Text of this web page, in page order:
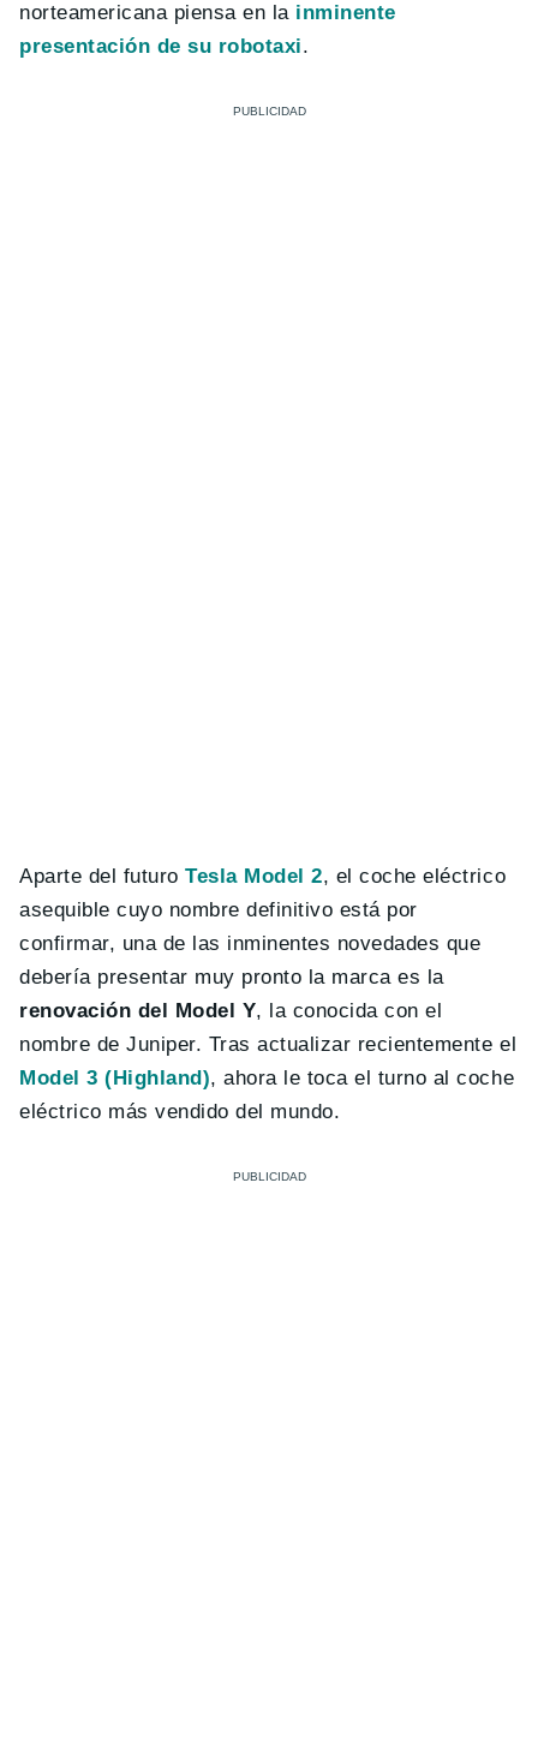
norteamericana piensa en la inminente
presentación de su robotaxi.
Aparte del futuroTesla Model 2, el coche eléctrico
asequible cuyo nombre definitivo está por
confirmar, una de las inminentes novedades que
debería presentar muy pronto la marca es la
renovación del Model Y, la conocida con el
nombre de Juniper. Tras actualizar recientemente el
Model 3 (Highland), ahora le toca el turno al coche
eléctrico más vendido del mundo.